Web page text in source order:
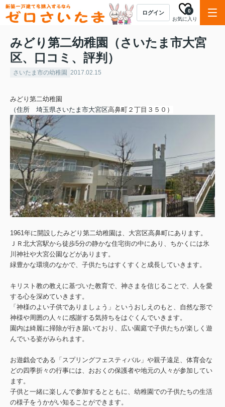
ログイン
お気に入り
0
みどり第二幼稚園（さいたま市大宮
区、口コミ、評判）
さいたま市の幼稚園 2017.02.15
みどり第二幼稚園
（住所 埼玉県さいたま市大宮区高鼻町２丁目３５０ ）
1961年に開設したみどり第二幼稚園は、大宮区高鼻町にあります。
ＪＲ北大宮駅から徒歩5分の静かな住宅街の中にあり、ちかくには氷
川神社や大宮公園などがあります。
緑豊かな環境のなかで、子供たちはすくすくと成長していきます。
キリスト教の教えに基づいた教育で、神さまを信じることで、人を愛
する心を深めていきます。
「神様のよい子供でありましょう」というおしえのもと、自然な形で
神様や周囲の人々に感謝する気持ちをはぐくんでいきます。
園内は綺麗に掃除が行き届いており、広い園庭で子供たちが楽しく遊
んでいる姿がみられます。
お遊戯会である「スプリングフェスティバル」や親子遠足、体育会な
どの四季折々の行事には、おおくの保護者や地元の人々が参加してい
ます。
子供と一緒に楽しんで参加するとともに、幼稚園での子供たちの生活
の様子をうかがい知ることができます。